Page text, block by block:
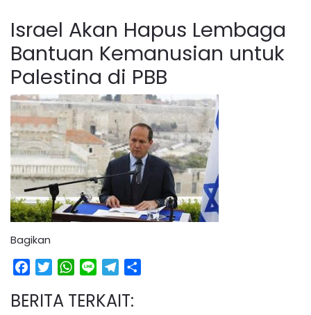
Israel Akan Hapus Lembaga
Bantuan Kemanusian untuk
Palestina di PBB
Bagikan
Facebook
TwitterWhatsApp
Line Telegram
BERITA TERKAIT: